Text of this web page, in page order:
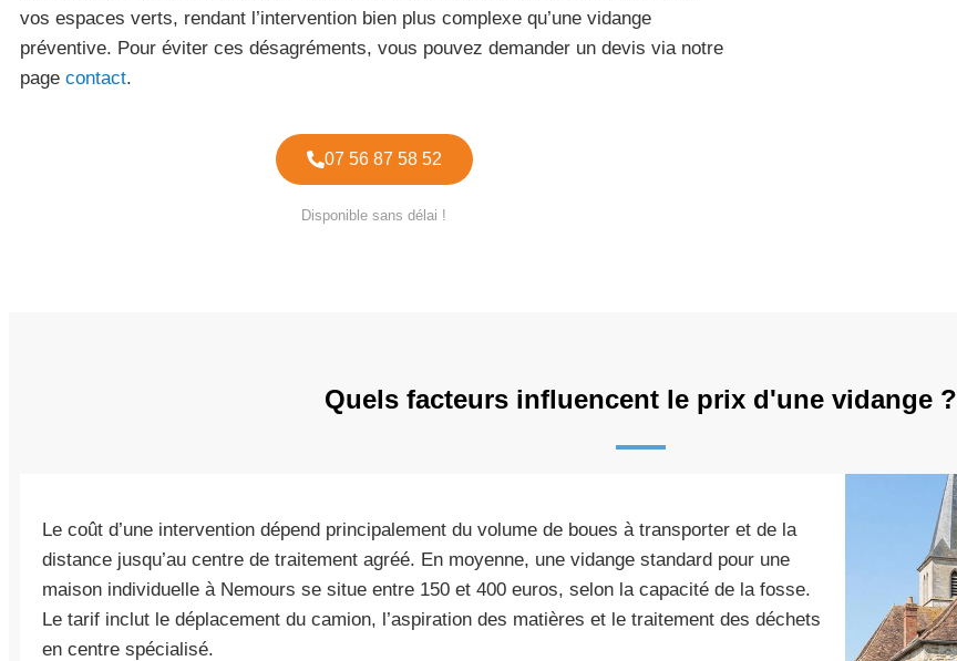
vos espaces verts, rendant l’intervention bien plus complexe qu’une vidange
préventive. Pour éviter ces désagréments, vous pouvez demander un devis via notre
page contact.
07 56 87 58 52
Disponible sans délai !
Quels facteurs influencent le prix d'une vidange ?
Le coût d’une intervention dépend principalement du volume de boues à transporter et de la
distance jusqu’au centre de traitement agréé. En moyenne, une vidange standard pour une
maison individuelle à Nemours se situe entre 150 et 400 euros, selon la capacité de la fosse.
Le tarif inclut le déplacement du camion, l’aspiration des matières et le traitement des déchets
en centre spécialisé.